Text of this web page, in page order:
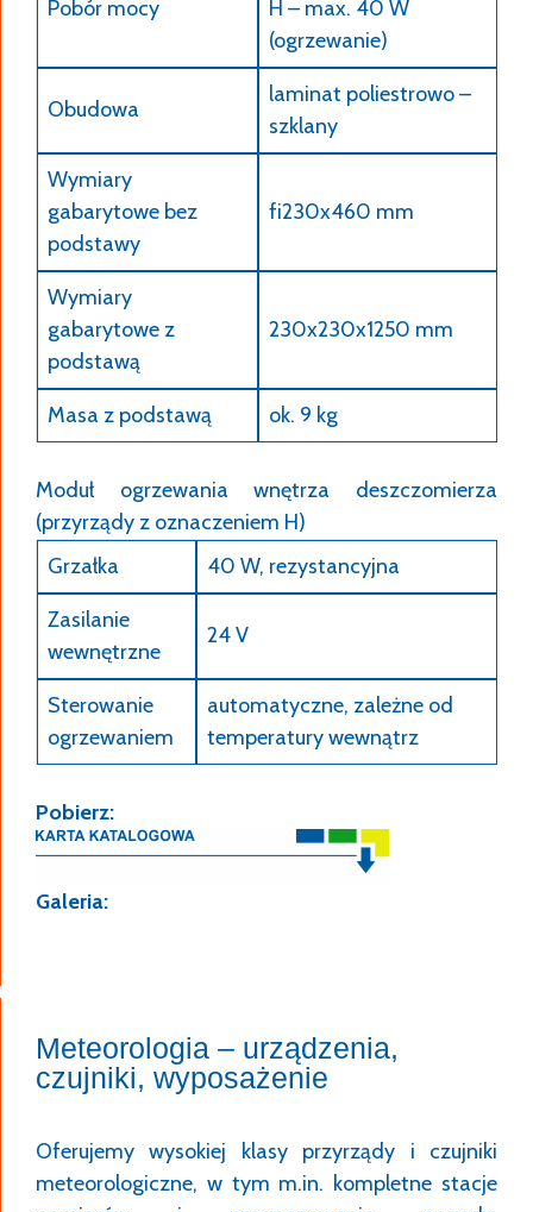
Pobór mocy
H – max. 40 W
(ogrzewanie)
Obudowa
laminat poliestrowo –
szklany
Wymiary
gabarytowe bez
podstawy
fi230x460 mm
Wymiary
gabarytowe z
podstawą
230x230x1250 mm
Masa z podstawą ok. 9 kg
Moduł ogrzewania wnętrza deszczomierza
(przyrządy z oznaczeniem H)
Grzałka
40 W, rezystancyjna
Zasilanie
wewnętrzne
24 V
Sterowanie
ogrzewaniem
automatyczne, zależne od
temperatury wewnątrz
Pobierz:
Galeria:
Meteorologia – urządzenia,
czujniki, wyposażenie
Oferujemy wysokiej klasy przyrządy i czujniki
meteorologiczne, w tym m.in. kompletne stacje